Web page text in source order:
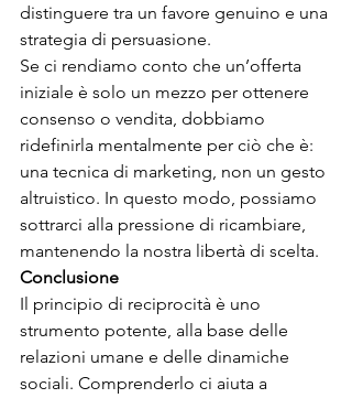
distinguere tra un favore genuino e una
strategia di persuasione.
Se ci rendiamo conto che un’offerta
iniziale è solo un mezzo per ottenere
consenso o vendita, dobbiamo
ridefinirla mentalmente per ciò che è:
una tecnica di marketing, non un gesto
altruistico. In questo modo, possiamo
sottrarci alla pressione di ricambiare,
mantenendo la nostra libertà di scelta.
Conclusione
Il principio di reciprocità è uno
strumento potente, alla base delle
relazioni umane e delle dinamiche
sociali. Comprenderlo ci aiuta a